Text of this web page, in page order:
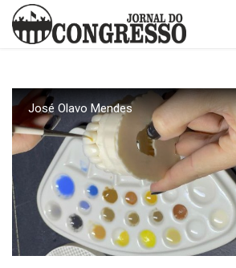
José Olavo Mendes